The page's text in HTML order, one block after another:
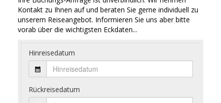
Kontakt zu Ihnen auf und beraten Sie gerne individuell zu
unserem Reiseangebot. Informieren Sie uns aber bitte
vorab über die wichtigsten Eckdaten...